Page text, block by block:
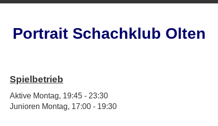
Portrait Schachklub Olten
Spielbetrieb
Aktive Montag, 19:45 - 23:30
Junioren Montag, 17:00 - 19:30